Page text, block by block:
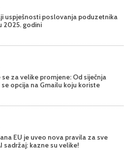
uspješnosti poslovanja poduzetnika
2025. godini
se za velike promjene: Od siječnja
se opcija na Gmailu koju koriste
EU je uveo nova pravila za sve
sadržaj: kazne su velike!